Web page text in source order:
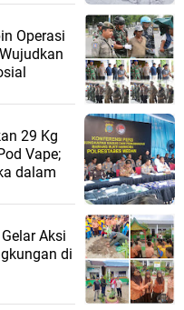
Operasi
29 Kg
Vape;
dalam
Aksi
di